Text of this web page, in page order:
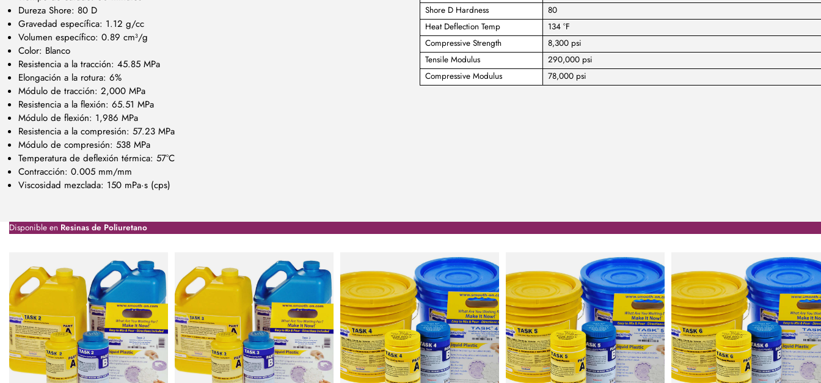
Dureza Shore: 80 D
Gravedad específica: 1.12 g/cc
Volumen específico: 0.89 cm³/g
Color: Blanco
Resistencia a la tracción: 45.85 MPa
Elongación a la rotura: 6%
Módulo de tracción: 2,000 MPa
Resistencia a la flexión: 65.51 MPa
Módulo de flexión: 1,986 MPa
Resistencia a la compresión: 57.23 MPa
Módulo de compresión: 538 MPa
Temperatura de deflexión térmica: 57°C
Contracción: 0.005 mm/mm
Viscosidad mezclada: 150 mPa·s (cps)
Shore D Hardness
80
Heat Deflection Temp
134 °F
Compressive Strength
8,300 psi
Tensile Modulus
290,000 psi
Compressive Modulus
78,000 psi
Disponible en Resinas de Poliuretano